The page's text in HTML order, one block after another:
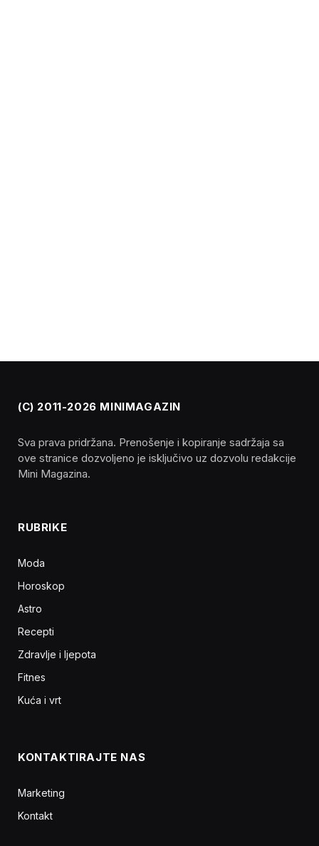
(C) 2011-2026 MINIMAGAZIN
Sva prava pridržana. Prenošenje i kopiranje sadržaja sa
ove stranice dozvoljeno je isključivo uz dozvolu redakcije
Mini Magazina.
RUBRIKE
Moda
Horoskop
Astro
Recepti
Zdravlje i ljepota
Fitnes
Kuća i vrt
KONTAKTIRAJTE NAS
Marketing
Kontakt